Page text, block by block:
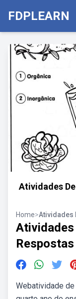
FDPLEARN
Atividades
Home>Atividades
Atividades
Respostas
Webatividade